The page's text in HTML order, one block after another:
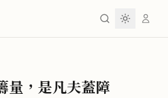
量，是凡夫蓋障